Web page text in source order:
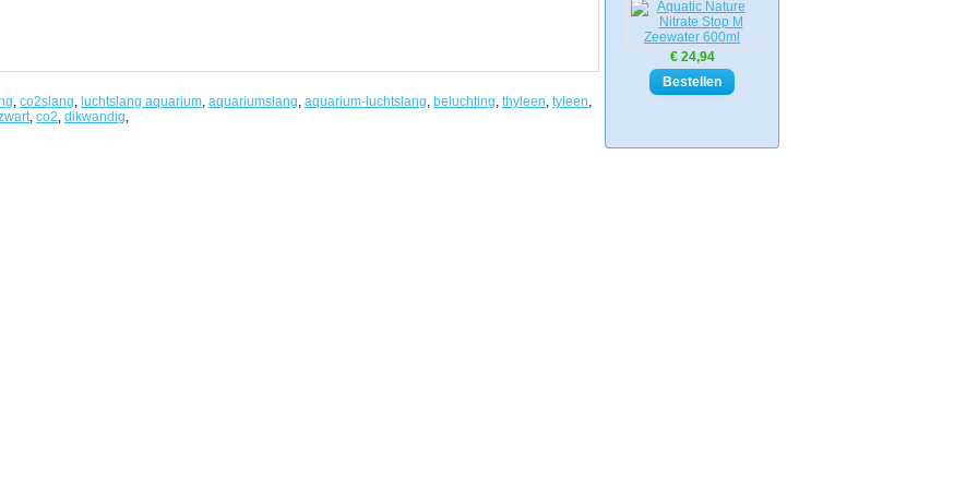
€ 24,94
, co2slang, luchtslang aquarium, aquariumslang, aquarium-luchtslang, beluchting, thyleen, tyleen,
, co2, dikwandig,